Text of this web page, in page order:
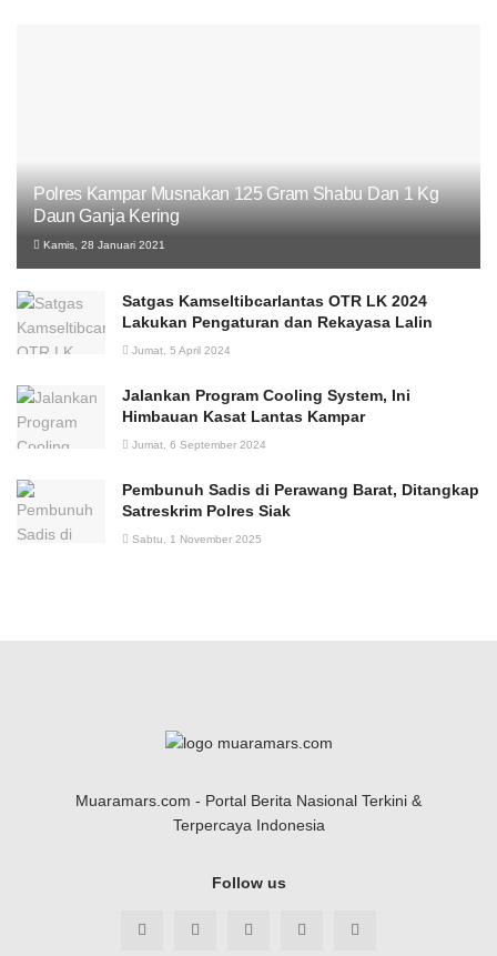
Polres Kampar Musnakan 125 Gram Shabu Dan 1 Kg
Daun Ganja Kering
Kamis, 28 Januari 2021
Satgas Kamseltibcarlantas OTR LK 2024
Lakukan Pengaturan dan Rekayasa Lalin
Jumat, 5 April 2024
Jalankan Program Cooling System, Ini
Himbauan Kasat Lantas Kampar
Jumat, 6 September 2024
Pembunuh Sadis di Perawang Barat, Ditangkap
Satreskrim Polres Siak
Sabtu, 1 November 2025
Muaramars.com - Portal Berita Nasional Terkini &
Terpercaya Indonesia
Follow us